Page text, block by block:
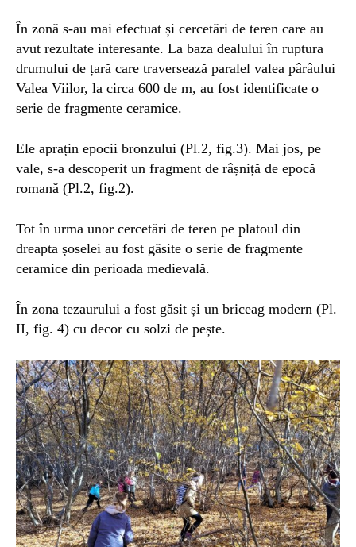
În zonă s-au mai efectuat și cercetări de teren care au
avut rezultate interesante. La baza dealului în ruptura
drumului de țară care traversează paralel valea pârâului
Valea Viilor, la circa 600 de m, au fost identificate o
serie de fragmente ceramice.
Ele aprațin epocii bronzului (Pl.2, fig.3). Mai jos, pe
vale, s-a descoperit un fragment de râșniță de epocă
romană (Pl.2, fig.2).
Tot în urma unor cercetări de teren pe platoul din
dreapta șoselei au fost găsite o serie de fragmente
ceramice din perioada medievală.
În zona tezaurului a fost găsit și un briceag modern (Pl.
II, fig. 4) cu decor cu solzi de pește.